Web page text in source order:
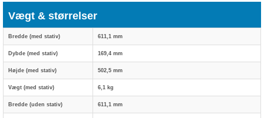
Vægt & størrelser
Bredde (med stativ) 611,1 mm
Dybde (med stativ) 169,4 mm
Højde (med stativ) 502,5 mm
Vægt (med stativ) 6,1 kg
Bredde (uden stativ) 611,1 mm